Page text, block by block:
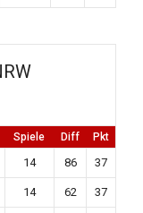
Spiele Diff Pkt
14 86 37
14 62 37